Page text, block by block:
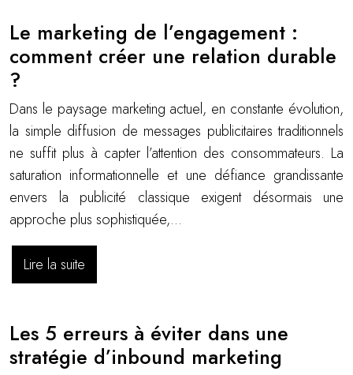
Le marketing de l’engagement :
comment créer une relation durable
?
Dans le paysage marketing actuel, en constante évolution,
la simple diffusion de messages publicitaires traditionnels
ne suffit plus à capter l’attention des consommateurs. La
saturation informationnelle et une défiance grandissante
envers la publicité classique exigent désormais une
approche plus sophistiquée,…
Lire la suite
Les 5 erreurs à éviter dans une
stratégie d’inbound marketing